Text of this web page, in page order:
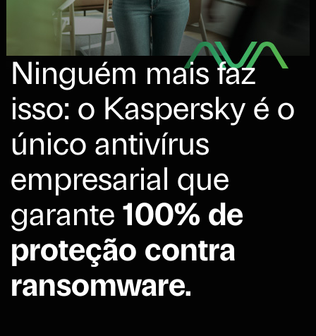
Ninguém mais faz
isso: o Kaspersky é o
único antivírus
empresarial que
garante 100% de
proteção contra
ransomware.